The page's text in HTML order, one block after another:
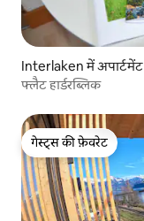
Interlaken में अपार्टमेंट
फ्लैट हार्डरब्लिक
गेस्ट्स की फ़ेवरेट
गेस्ट्स की फ़ेवरेट